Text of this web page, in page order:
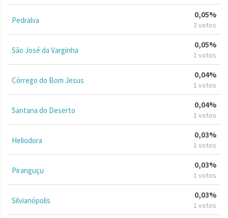
Pedralva
0,05%
3 votos
São José da Varginha
0,05%
1 votos
Córrego do Bom Jesus
0,04%
1 votos
Santana do Deserto
0,04%
1 votos
Heliodora
0,03%
1 votos
Piranguçu
0,03%
1 votos
Silvianópolis
0,03%
1 votos